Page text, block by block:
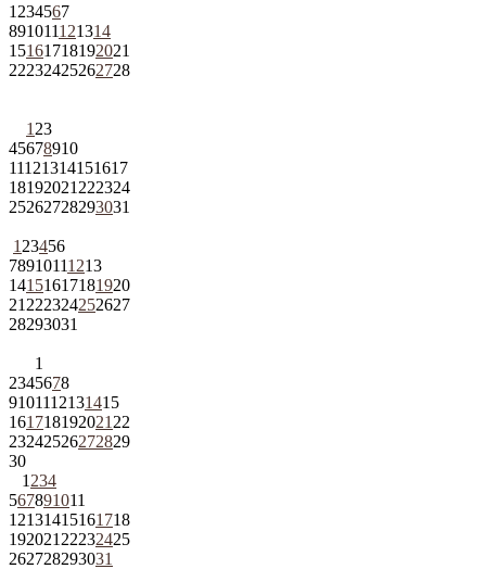
1 234567
891011121314
15161718192021
22232425262728
1 23
45678910
11121314151617
18192021 222324
25262728293031
1 23456
78910111213
14151617181920
21 222324252627
28293031
1
2345678
9101112131415
161718192021 22
23242526272829
30
1 234
567891011
12131415161718
192021 22232425
262728293031